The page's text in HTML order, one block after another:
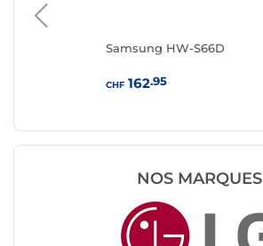
Samsung HW-S66D
CHF162.95
NOS MARQUES